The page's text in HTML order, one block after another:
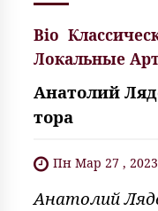
Bio
Локальные
Анатолий
тора
Пн Мар 27 , 2023
Анатолий